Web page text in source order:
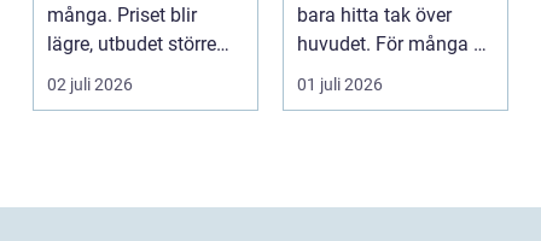
många. Priset blir
lägre, utbudet större
och du kan ofta få e...
02 juli 2026
bara hitta tak över
huvudet. För många är
boendet själva n...
01 juli 2026